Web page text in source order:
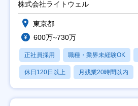
株式会社ライトウェル
東京都
600万~730万
正社員採用 職種・業界未経験OK
休日120日以上 月残業20時間以内